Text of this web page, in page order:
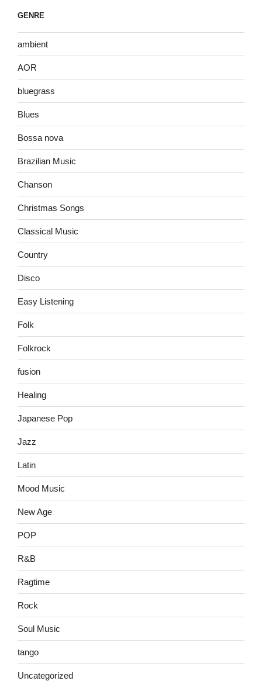
GENRE
ambient
AOR
bluegrass
Blues
Bossa nova
Brazilian Music
Chanson
Christmas Songs
Classical Music
Country
Disco
Easy Listening
Folk
Folkrock
fusion
Healing
Japanese Pop
Jazz
Latin
Mood Music
New Age
POP
R&B
Ragtime
Rock
Soul Music
tango
Uncategorized